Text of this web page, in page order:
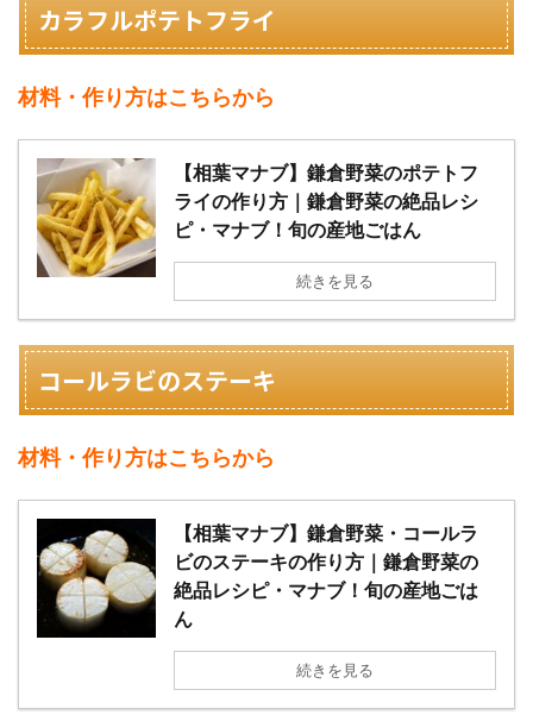
カラフルポテトフライ
材料・作り方はこちらから
【相葉マナブ】鎌倉野菜のポテトフ
ライの作り方｜鎌倉野菜の絶品レシ
ピ・マナブ！旬の産地ごはん
続きを見る
コールラビのステーキ
材料・作り方はこちらから
【相葉マナブ】鎌倉野菜・コールラ
ビのステーキの作り方｜鎌倉野菜の
絶品レシピ・マナブ！旬の産地ごは
ん
続きを見る